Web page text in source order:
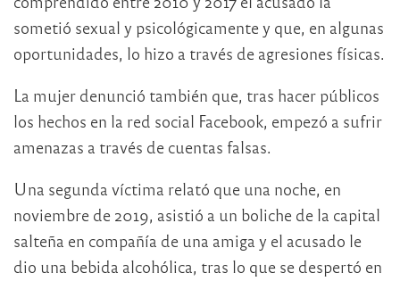
sometió sexual y psicológicamente y que, en algunas
oportunidades, lo hizo a través de agresiones físicas.
La mujer denunció también que, tras hacer públicos
los hechos en la red social Facebook, empezó a sufrir
amenazas a través de cuentas falsas.
Una segunda víctima relató que una noche, en
noviembre de 2019, asistió a un boliche de la capital
salteña en compañía de una amiga y el acusado le
dio una bebida alcohólica, tras lo que se despertó en